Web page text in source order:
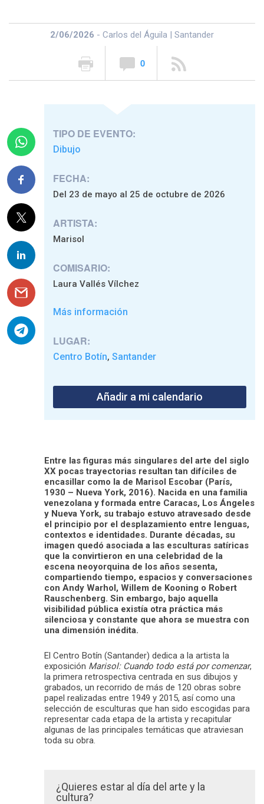
2/06/2026 - Carlos del Águila | Santander
0
TIPO DE EVENTO:
Dibujo
FECHA:
Del 23 de mayo al 25 de octubre de 2026
ARTISTA:
Marisol
COMISARIO:
Laura Vallés Vílchez
Más información
LUGAR:
Centro Botín, Santander
Añadir a mi calendario
Entre las figuras más singulares del arte del siglo
XX pocas trayectorias resultan tan difíciles de
encasillar como la de Marisol Escobar (París,
1930 – Nueva York, 2016). Nacida en una familia
venezolana y formada entre Caracas, Los Ángeles
y Nueva York, su trabajo estuvo atravesado desde
el principio por el desplazamiento entre lenguas,
contextos e identidades. Durante décadas, su
imagen quedó asociada a las esculturas satíricas
que la convirtieron en una celebridad de la
escena neoyorquina de los años sesenta,
compartiendo tiempo, espacios y conversaciones
con Andy Warhol, Willem de Kooning o Robert
Rauschenberg. Sin embargo, bajo aquella
visibilidad pública existía otra práctica más
silenciosa y constante que ahora se muestra con
una dimensión inédita.
El Centro Botín (Santander) dedica a la artista la
exposición Marisol: Cuando todo está por comenzar,
la primera retrospectiva centrada en sus dibujos y
grabados, un recorrido de más de 120 obras sobre
papel realizadas entre 1949 y 2015, así como una
selección de esculturas que han sido escogidas para
representar cada etapa de la artista y recapitular
algunas de las principales temáticas que atraviesan
toda su obra.
¿Quieres estar al día del arte y la
cultura?